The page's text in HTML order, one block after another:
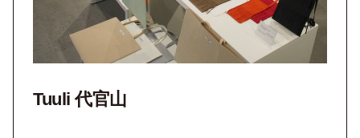
Tuuli 代官山